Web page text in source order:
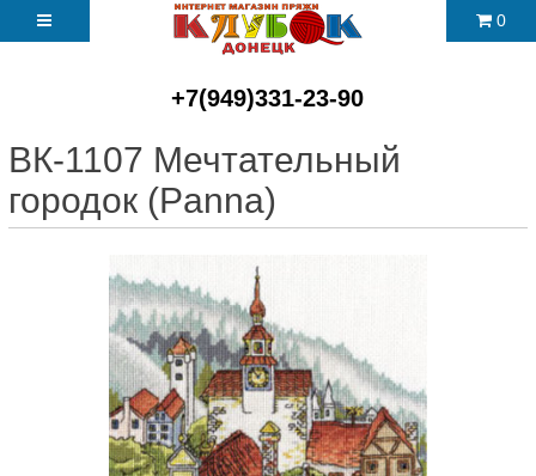
+7(949)331-23-90
0
ВК-1107 Мечтательный
городок (Panna)